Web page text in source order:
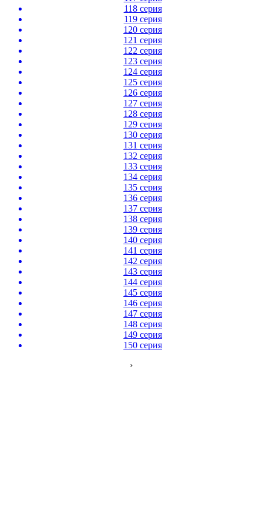
118 серия
119 серия
120 серия
121 серия
122 серия
123 серия
124 серия
125 серия
126 серия
127 серия
128 серия
129 серия
130 серия
131 серия
132 серия
133 серия
134 серия
135 серия
136 серия
137 серия
138 серия
139 серия
140 серия
141 серия
142 серия
143 серия
144 серия
145 серия
146 серия
147 серия
148 серия
149 серия
150 серия
›